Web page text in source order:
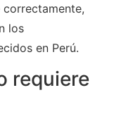
correctamente,
los
en Perú.
requiere